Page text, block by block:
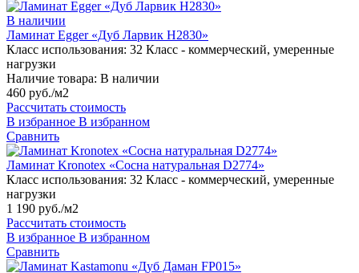
В наличии
Ламинат Egger «Дуб Ларвик H2830»
Класс использования: 32 Класс - коммерческий, умеренные
нагрузки
Наличие товара: В наличии
460 руб./м2
Рассчитать стоимость
В избранное В избранном
Сравнить
Ламинат Kronotex «Сосна натуральная D2774»
Класс использования: 32 Класс - коммерческий, умеренные
нагрузки
1 190 руб./м2
Рассчитать стоимость
В избранное В избранном
Сравнить